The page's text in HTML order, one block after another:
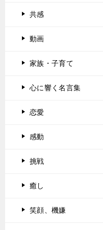
共感
動画
家族・子育て
心に響く名言集
恋愛
感動
挑戦
癒し
笑顔、機嫌